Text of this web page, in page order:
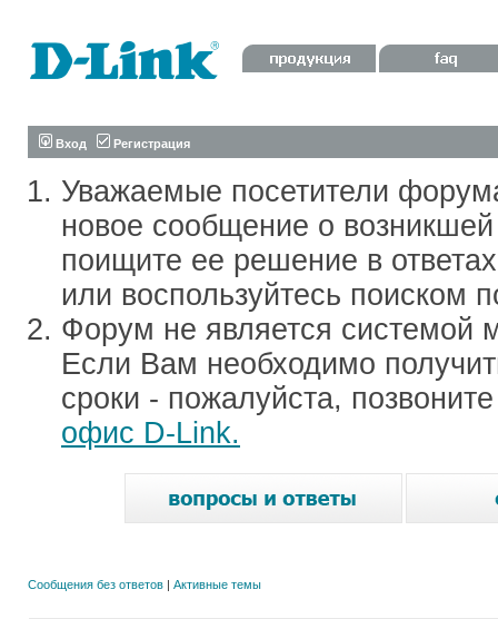
Вход Регистрация
Уважаемые посетители
новое сообщение о
поищите ее решение в
или воспользуйтесь поиском
Форум не является системой
Если Вам необходимо
сроки - пожалуйста,
офис D-Link.
Сообщения без ответов | Активные темы